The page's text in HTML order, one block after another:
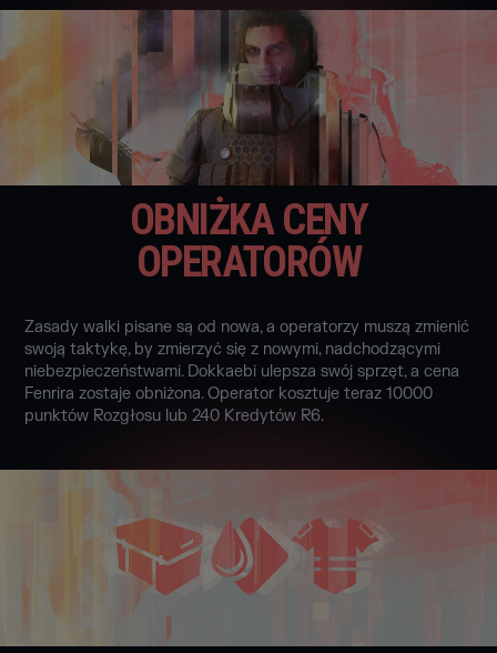
OBNIŻKA CENY
OPERATORÓW
Zasady walki pisane są od nowa, a operatorzy muszą zmienić
swoją taktykę, by zmierzyć się z nowymi, nadchodzącymi
niebezpieczeństwami. Dokkaebi ulepsza swój sprzęt, a cena
Fenrira zostaje obniżona. Operator kosztuje teraz 10000
punktów Rozgłosu lub 240 Kredytów R6.